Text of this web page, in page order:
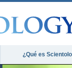
¿Qué es